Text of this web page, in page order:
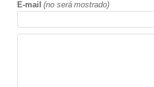
E-mail (no será mostrado)